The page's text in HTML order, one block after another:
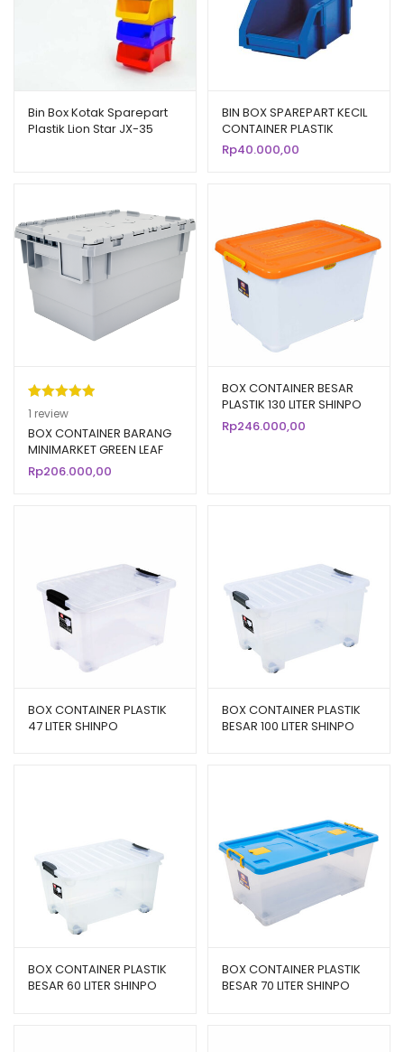
Bin Box Kotak Sparepart
Plastik Lion Star JX-35
BIN BOX SPAREPART KECIL
CONTAINER PLASTIK
INDUSTRI RABBIT 0444
Rp40.000,00
Peringkat
5.00dari 5
berdasarka
n
1
penilaian
1 review
BOX CONTAINER BARANG
MINIMARKET GREEN LEAF
7898 VOL 52 LITER
Rp206.000,00
BOX CONTAINER BESAR
PLASTIK 130 LITER SHINPO
MEGA – SIP 116 CB 130
Rp246.000,00
BOX CONTAINER PLASTIK
47 LITER SHINPO
BOX CONTAINER PLASTIK
BESAR 100 LITER SHINPO
BOX CONTAINER PLASTIK
BESAR 60 LITER SHINPO
BOX CONTAINER PLASTIK
BESAR 70 LITER SHINPO